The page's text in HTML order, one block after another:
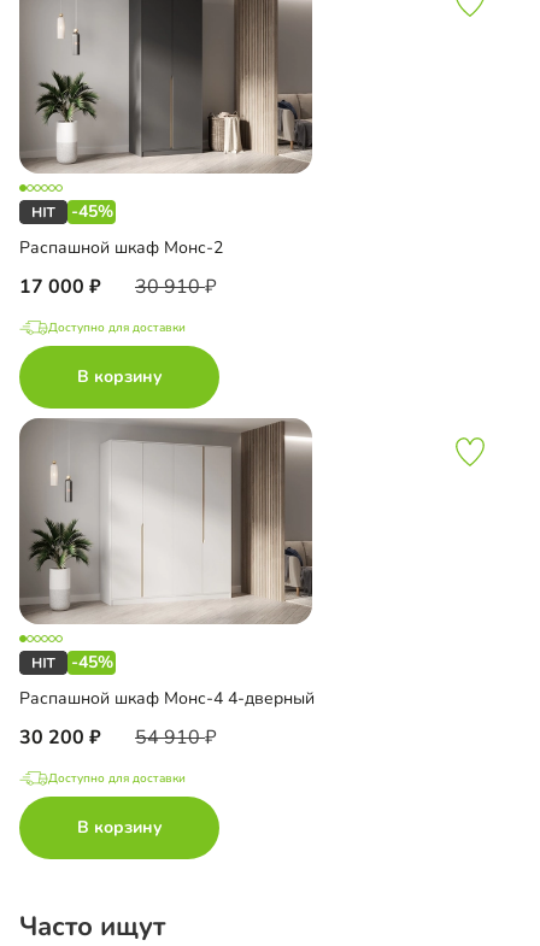
-45%
Распашной шкаф Монс-2
17 000 30 910
Доступно для доставки
В корзину
-45%
Распашной шкаф Монс-4 4-дверный
30 200 54 910
Доступно для доставки
В корзину
Часто ищут